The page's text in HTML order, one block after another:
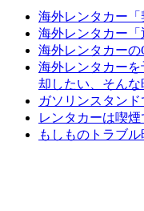
海外レンタカー
海外レンタカー
海外レンタカーの
海外レンタカー
却したい、そんな
ガソリンスタン
レンタカーは喫煙
もしものトラブ